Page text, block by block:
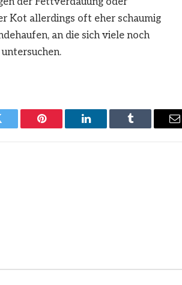
Kot allerdings oft eher schaumig
an die sich viele noch
Pinterest LinkedIn Tumblr